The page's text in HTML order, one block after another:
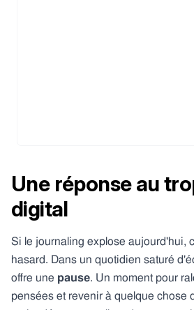
Une réponse au
digital
Si le journaling explose aujourd'hui,
hasard. Dans un quotidien saturé
offre une pause. Un moment pour
pensées et revenir à quelque chose